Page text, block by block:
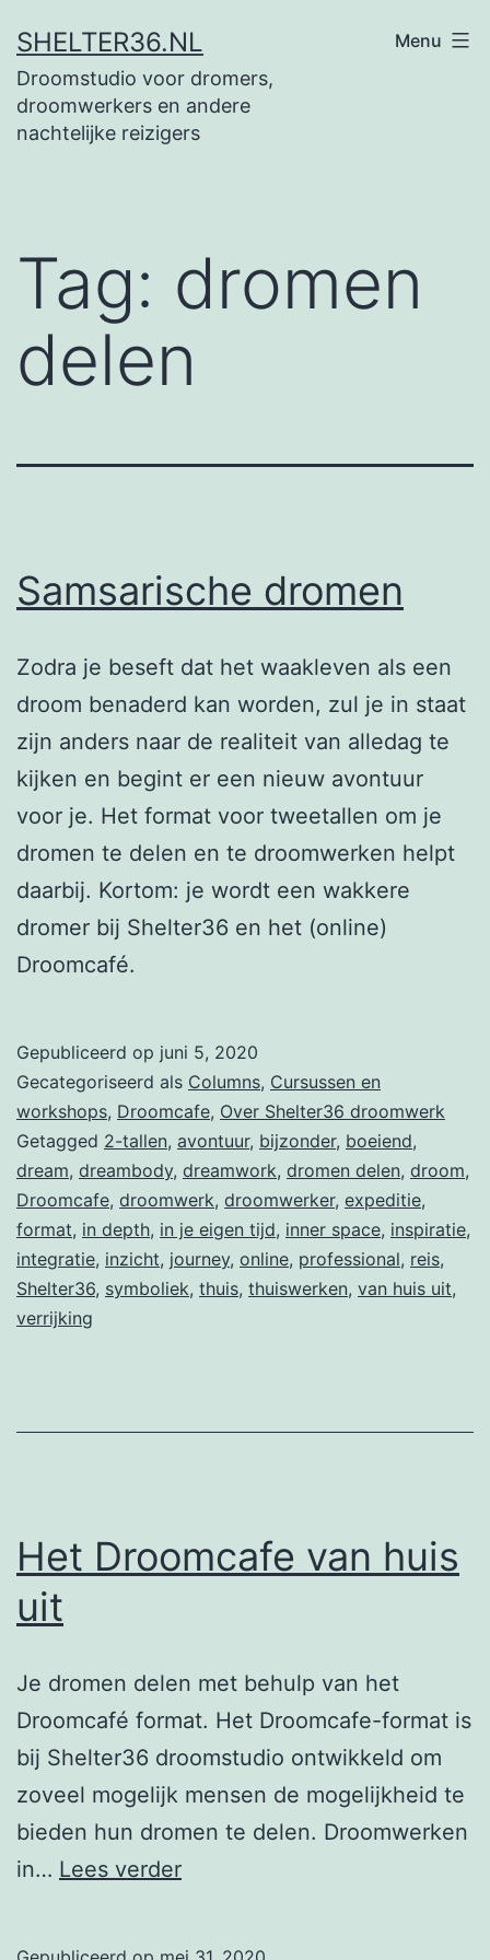
naar
de
inhoud
SHELTER36.NL
Droomstudio voor dromers,
droomwerkers en andere
nachtelijke reizigers
Menu
Tag: dromen
delen
Samsarische dromen
Zodra je beseft dat het waakleven als een
droom benaderd kan worden, zul je in staat
zijn anders naar de realiteit van alledag te
kijken en begint er een nieuw avontuur
voor je. Het format voor tweetallen om je
dromen te delen en te droomwerken helpt
daarbij. Kortom: je wordt een wakkere
dromer bij Shelter36 en het (online)
Droomcafé.
Gepubliceerd op juni 5, 2020
Gecategoriseerd als Columns, Cursussen en
workshops, Droomcafe, Over Shelter36 droomwerk
Getagged 2-tallen, avontuur, bijzonder, boeiend,
dream, dreambody, dreamwork, dromen delen, droom,
Droomcafe, droomwerk, droomwerker, expeditie,
format, in depth, in je eigen tijd, inner space, inspiratie,
integratie, inzicht, journey, online, professional, reis,
Shelter36, symboliek, thuis, thuiswerken, van huis uit,
verrijking
Het Droomcafe van huis
uit
Je dromen delen met behulp van het
Droomcafé format. Het Droomcafe-format is
bij Shelter36 droomstudio ontwikkeld om
zoveel mogelijk mensen de mogelijkheid te
bieden hun dromen te delen. Droomwerken
in… Lees verderHet